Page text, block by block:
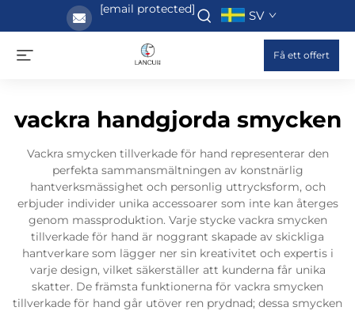
[email protected] SV
Få ett offert
vackra handgjorda smycken
Vackra smycken tillverkade för hand representerar den
perfekta sammansmältningen av konstnärlig
hantverksmässighet och personlig uttrycksform, och
erbjuder individer unika accessoarer som inte kan återges
genom massproduktion. Varje stycke vackra smycken
tillverkade för hand är noggrant skapade av skickliga
hantverkare som lägger ner sin kreativitet och expertis i
varje design, vilket säkerställer att kunderna får unika
skatter. De främsta funktionerna för vackra smycken
tillverkade för hand går utöver ren prydnad; dessa smycken